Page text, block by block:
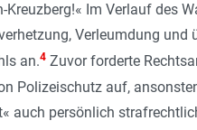
Im Verlauf des
Verleumdung und
an.4 Zuvor forderte
Polizeischutz auf,
auch persönlich